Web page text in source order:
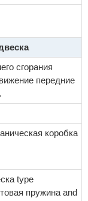
сгорания
передние
коробка
type
пружина and